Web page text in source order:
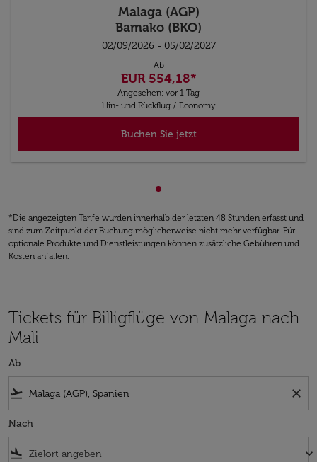
Malaga (AGP)
Bamako (BKO)
02/09/2026 - 05/02/2027
Ab
EUR 554,18*
Angesehen: vor 1 Tag
Hin- und Rückflug / Economy
Buchen Sie jetzt
zeigt cmp-pagination-
*Die angezeigten Tarife wurden innerhalb der letzten 48 Stunden erfasst und
sind zum Zeitpunkt der Buchung möglicherweise nicht mehr verfügbar. Für
optionale Produkte und Dienstleistungen können zusätzliche Gebühren und
Kosten anfallen.
Tickets für Billigflüge von Malaga nach
Mali
Ab
flight_takeoff close
Nach
flight_land keyboard_arrow_down